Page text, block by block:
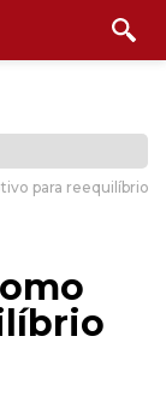
para reequilíbrio